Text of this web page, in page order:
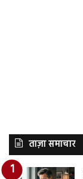
ताज़ा समाचार